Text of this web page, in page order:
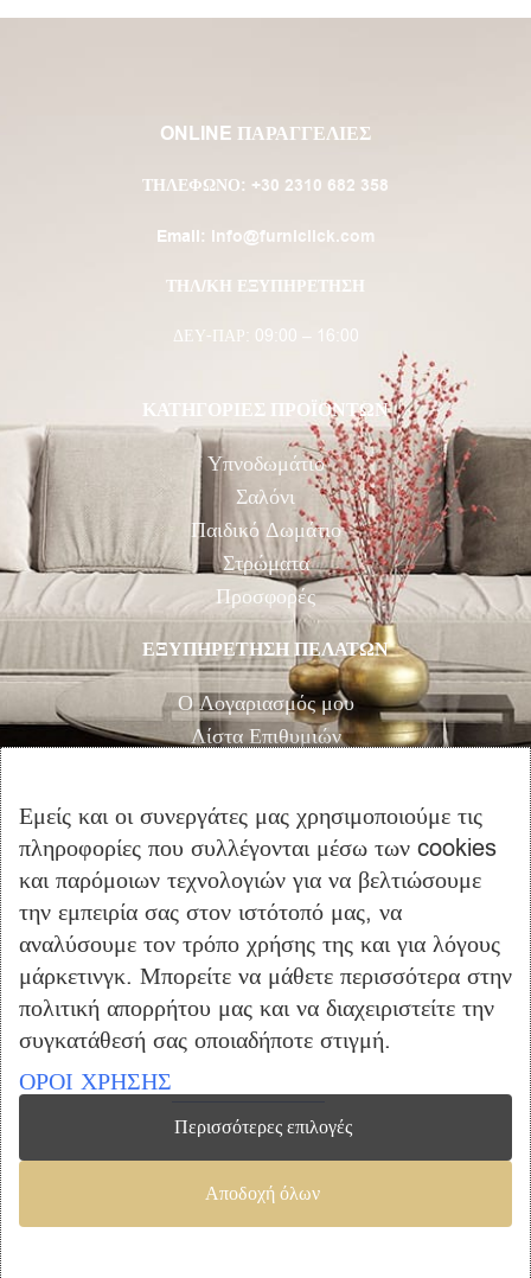
ONLINE ΠΑΡΑΓΓΕΛΙΕΣ
ΤΗΛΈΦΩΝΟ: +30 2310 682 358
Email: info@furniclick.com
ΤΗΛ/ΚΗ ΕΞΥΠΗΡΕΤΗΣΗ
ΔΕΥ-ΠΑΡ: 09:00 – 16:00
ΚΑΤΗΓΟΡΙΕΣ ΠΡΟΪΟΝΤΩΝ
Υπνοδωμάτιο
Σαλόνι
Παιδικό Δωμάτιο
Στρώματα
Προσφορές
ΕΞΥΠΗΡΕΤΗΣΗ ΠΕΛΑΤΩΝ
Ο Λογαριασμός μου
Λίστα Επιθυμιών
Καλάθι Αγορών
Επικοινωνία
ΠΛΗΡΟΦΟΡΙΕΣ
Όροι Χρήσης
Τρόποι Πληρωμής – Αποστολής
Προσωπικά Δεδομένα
Πολιτική Επιστροφής Προϊόντων
Vrisko.gr
Εμείς και οι συνεργάτες μας χρησιμοποιούμε τις
πληροφορίες που συλλέγονται μέσω των cookies
και παρόμοιων τεχνολογιών για να βελτιώσουμε
την εμπειρία σας στον ιστότοπό μας, να
αναλύσουμε τον τρόπο χρήσης της και για λόγους
μάρκετινγκ. Μπορείτε να μάθετε περισσότερα στην
πολιτική απορρήτου μας και να διαχειριστείτε την
συγκατάθεσή σας οποιαδήποτε στιγμή.
ΟΡΟΙ ΧΡΗΣΗΣ
Περισσότερες επιλογές
Αποδοχή όλων